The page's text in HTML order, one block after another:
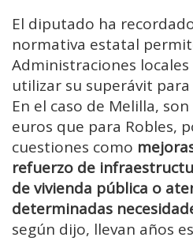
El diputado ha
normativa estatal
Administraciones
utilizar su superávit
En el caso de Melilla,
euros que para Robles,
cuestiones como
refuerzo de
de vivienda pública o
determinadas
según dijo, llevan años